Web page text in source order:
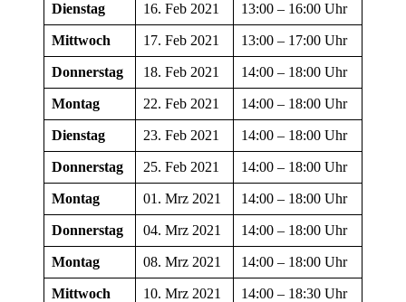
Dienstag 16. Feb 2021 13:00 – 16:00 Uhr
Mittwoch 17. Feb 2021 13:00 – 17:00 Uhr
Donnerstag 18. Feb 2021 14:00 – 18:00 Uhr
Montag 22. Feb 2021 14:00 – 18:00 Uhr
Dienstag 23. Feb 2021 14:00 – 18:00 Uhr
Donnerstag 25. Feb 2021 14:00 – 18:00 Uhr
Montag 01. Mrz 2021 14:00 – 18:00 Uhr
Donnerstag 04. Mrz 2021 14:00 – 18:00 Uhr
Montag 08. Mrz 2021 14:00 – 18:00 Uhr
Mittwoch 10. Mrz 2021 14:00 – 18:30 Uhr